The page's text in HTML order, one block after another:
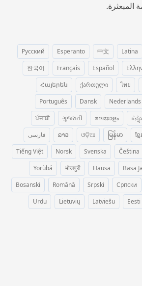
المبعثرة.
Latina
中文
Esperanto
Русский
Español
Français
한국어
ไทย
ქართული
Հայերեն
Nederlands
Dansk
Português
മലയാളം
ગુજરાતી
ਪੰਜਾਬੀ
ខ្មែរ
မြန်မာ
ଓଡ଼ିଆ
ລາວ
فارسی
Čeština
Svenska
Norsk
Tiếng Việt
Basa
Hausa
भोजपुरी
Yorùbá
Српски
Srpski
Română
Bosanski
Eesti
Latviešu
Lietuvių
Urdu